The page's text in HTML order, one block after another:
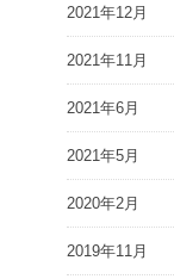
2021年12月
2021年11月
2021年6月
2021年5月
2020年2月
2019年11月